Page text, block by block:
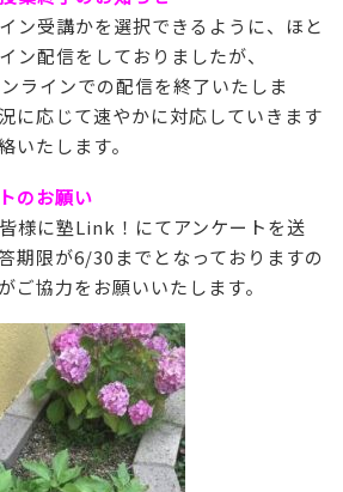
ン受講かを選択できるように、ほと
ン配信をしておりましたが、
ラインでの配信を終了いたしま
に応じて速やかに対応していきます
いたします。
のお願い
様に塾Link！にてアンケートを送
期限が6/30までとなっておりますの
ご協力をお願いいたします。